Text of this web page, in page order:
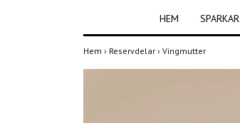
HEM SPARKAR
Hem › Reservdelar › Vingmutter